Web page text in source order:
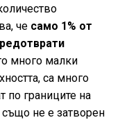
че само 1% от
много малки
са много
по границите на
също не е затворен